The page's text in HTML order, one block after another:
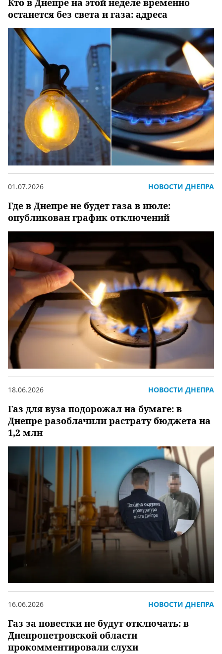
Кто в Днепре на этой неделе временно
останется без света и газа: адреса
Где в Днепре не будет газа в июле:
опубликован график отключений
01.07.2026 НОВОСТИ ДНЕПРА
Газ для вуза подорожал на бумаге: в
Днепре разоблачили растрату бюджета на
1,2 млн
18.06.2026 НОВОСТИ ДНЕПРА
Газ за повестки не будут отключать: в
Днепропетровской области
прокомментировали слухи
16.06.2026 НОВОСТИ ДНЕПРА